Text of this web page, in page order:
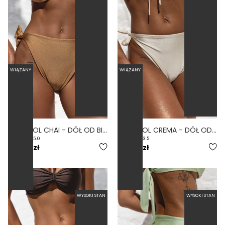
CONTROL CHAI - DÓŁ OD BIKINI WYSOKI STAN WIĄZANY WYCIĘTY ZŁOTY
5.0
159,00 zł
CONTROL CREMA - DÓŁ OD BIKINI WYSOKI STAN WIĄZANY WYCIĘTY KREMOWY
3.5
159,00 zł
WIĄZANY
WYSOKI STAN
WIĄZANY
WYSOKI STAN